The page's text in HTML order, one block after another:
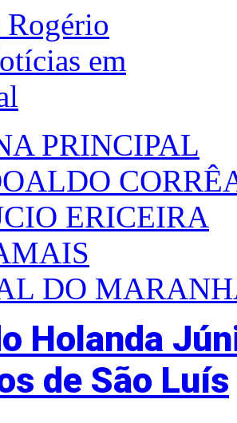
PRINCIPAL
ERICEIRA
DO
Holanda
de São Luís